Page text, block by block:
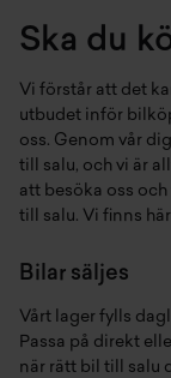
Ska du
Vi förstår att det
utbudet inför
oss. Genom vår
till salu, och vi är
att besöka oss
till salu. Vi finns
Bilar säljes
Vårt lager fylls
Passa på direkt
när rätt bil till salu